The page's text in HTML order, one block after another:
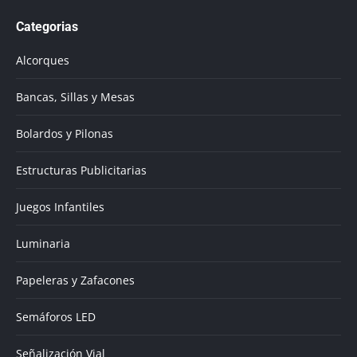
opens
new
window
Categorias
Alcorques
Bancas, Sillas y Mesas
Bolardos y Pilonas
Estructuras Publicitarias
Juegos Infantiles
Luminaria
Papeleras y Zafacones
Semáforos LED
Señalización Vial